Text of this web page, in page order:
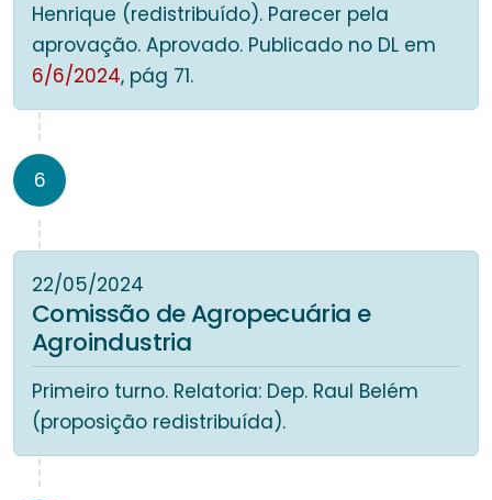
Henrique (redistribuído). Parecer pela
aprovação. Aprovado. Publicado no DL em
6/6/2024, pág 71.
6
22/05/2024
Comissão de Agropecuária e
Agroindustria
Primeiro turno. Relatoria: Dep. Raul Belém
(proposição redistribuída).